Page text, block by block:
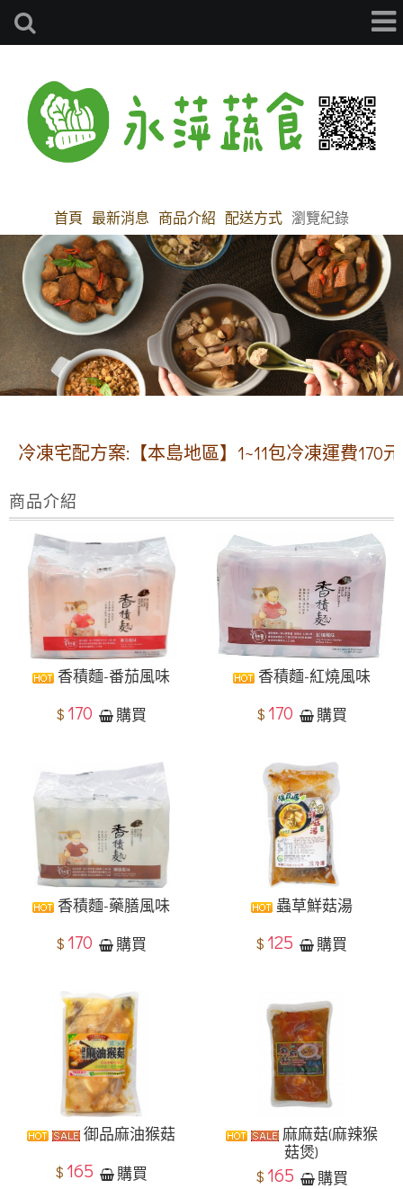
首頁 最新消息 商品介紹 配送方式 瀏覽紀錄
配方案:【本島地區】1~11包冷凍運費170元
商品介紹
香積麵-番茄風味
$ 170 購買
香積麵-紅燒風味
$ 170 購買
香積麵-藥膳風味
$ 170 購買
蟲草鮮菇湯
$ 125 購買
御品麻油猴菇
$ 165 購買
麻麻菇(麻辣猴
菇煲)
$ 165 購買